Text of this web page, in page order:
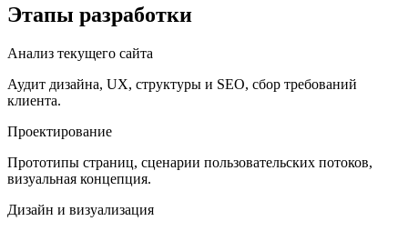
Этапы разработки
Анализ текущего сайта
Аудит дизайна, UX, структуры и SEO, сбор требований
клиента.
Проектирование
Прототипы страниц, сценарии пользовательских потоков,
визуальная концепция.
Дизайн и визуализация